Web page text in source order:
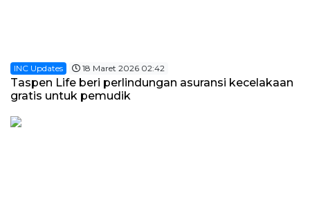
INC Updates 18 Maret 2026 02:42
Taspen Life beri perlindungan asuransi kecelakaan
gratis untuk pemudik